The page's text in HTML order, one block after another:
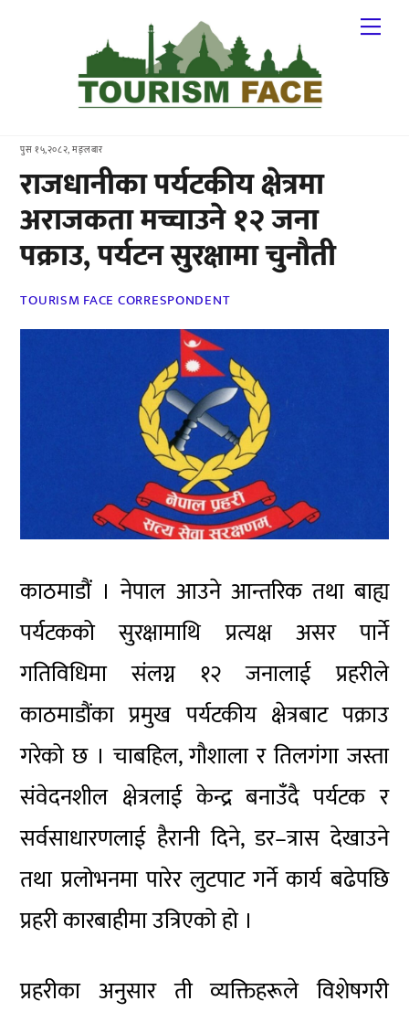
पुस १५,२०८२, मङ्लबार
राजधानीका पर्यटकीय क्षेत्रमा
अराजकता मच्चाउने १२ जना
पक्राउ, पर्यटन सुरक्षामा चुनौती
TOURISM FACE CORRESPONDENT
काठमाडौं । नेपाल आउने आन्तरिक तथा बाह्य
पर्यटकको सुरक्षामाथि प्रत्यक्ष असर पार्ने
गतिविधिमा संलग्न १२ जनालाई प्रहरीले
काठमाडौंका प्रमुख पर्यटकीय क्षेत्रबाट पक्राउ
गरेको छ । चाबहिल, गौशाला र तिलगंगा जस्ता
संवेदनशील क्षेत्रलाई केन्द्र बनाउँदै पर्यटक र
सर्वसाधारणलाई हैरानी दिने, डर–त्रास देखाउने
तथा प्रलोभनमा पारेर लुटपाट गर्ने कार्य बढेपछि
प्रहरी कारबाहीमा उत्रिएको हो ।
प्रहरीका अनुसार ती व्यक्तिहरूले विशेषगरी